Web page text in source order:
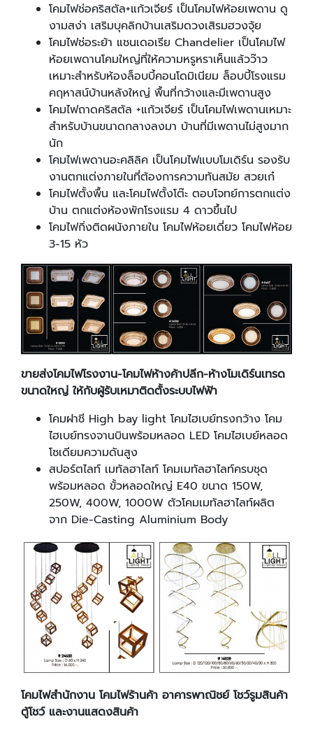
โคมไฟช่อคริสตัล+แก้วเจียร์ เป็นโคมไฟห้อยเพดาน ดู
งามสง่า เสริมบุคลิกบ้านเสริมดวงเสิรมฮวงจุ้ย
โคมไฟช่อระย้า แชนเดอเรีย Chandelier เป็นโคมไฟ
ห้อยเพดานโคมใหญ่ที่ให้ความหรูหราเห็นแล้วว๊าว
เหมาะสำหรับห้องล็อบบี้คอนโดมิเนียม ล็อบบี้โรงแรม
คฤหาสน์บ้านหลังใหญ่ พื้นที่กว้างและมีเพดานสูง
โคมไฟถาดคริสตัล +แก้วเจียร์ เป็นโคมไฟเพดานเหมาะ
สำหรับบ้านขนาดกลางลงมา บ้านที่มีเพดานไม่สูงมาก
นัก
โคมไฟเพดานอะคลิลิค เป็นโคมไฟแบบโมเดิร์น รองรับ
งานตกแต่งภายในที่ต้องการความทันสมัย สวยเก๋
โคมไฟตั้งพื้น และโคมไฟตั้งโต๊ะ ตอบโจทย์การตกแต่ง
บ้าน ตกแต่งห้องพักโรงแรม 4 ดาวขึ้นไป
โคมไฟกิ่งติดผนังภายใน โคมไฟห้อยเดี่ยว โคมไฟห้อย
3-15 หัว
ขายส่งโคมไฟโรงงาน-โคมไฟห้างค้าปลีก-ห้างโมเดิร์นเทรด
ขนาดใหญ่ ให้กับผู้รับเหมาติดตั้งระบบไฟฟ้า
โคมฝาชี High bay light โคมไฮเบย์ทรงกว้าง โคม
ไฮเบย์ทรงจานบินพร้อมหลอด LED โคมไฮเบย์หลอด
โซเดียมความดันสูง
สปอร์ตไลท์ เมทัลฮาไลท์ โคมเมทัลฮาไลท์ครบชุด
พร้อมหลอด ขั้วหลอดใหญ่ E40 ขนาด 150W,
250W, 400W, 1000W ตัวโคมเมทัลฮาไลท์ผลิต
จาก Die-Casting Aluminium Body
โคมไฟสำนักงาน โคมไฟร้านค้า อาคารพาณิชย์ โชว์รูมสินค้า
ตู้โชว์ และงานแสดงสินค้า